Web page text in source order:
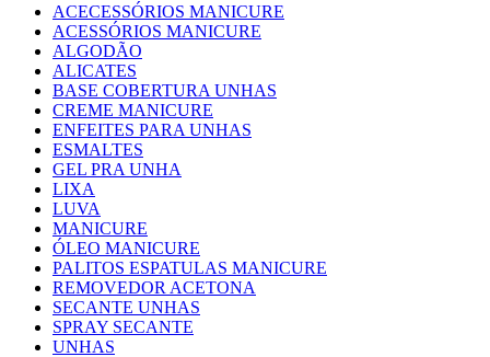
ACECESSÓRIOS MANICURE
ACESSÓRIOS MANICURE
ALGODÃO
ALICATES
BASE COBERTURA UNHAS
CREME MANICURE
ENFEITES PARA UNHAS
ESMALTES
GEL PRA UNHA
LIXA
LUVA
MANICURE
ÓLEO MANICURE
PALITOS ESPATULAS MANICURE
REMOVEDOR ACETONA
SECANTE UNHAS
SPRAY SECANTE
UNHAS